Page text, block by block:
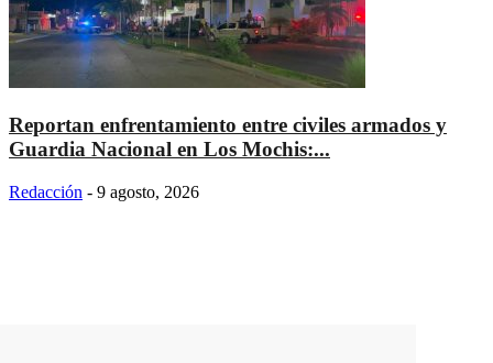
Reportan enfrentamiento entre civiles armados y
Guardia Nacional en Los Mochis:...
Redacción - 9 agosto, 2026